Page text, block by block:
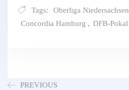
Tags: Oberliga Niedersachsen
Concordia Hamburg , DFB-Pokal
PREVIOUS